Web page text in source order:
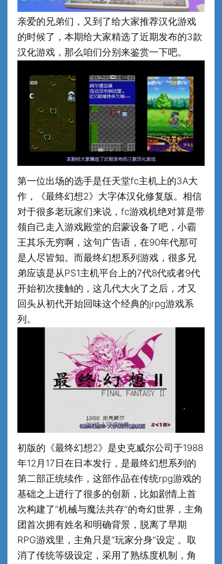
亲爱的兄弟们，又到了给大家推荐汉化游戏
的时候了，本期给大家精选了近期发布的3款
汉化游戏，那么咱们分别来鉴赏一下吧。
第一位出场的选手是任天堂fc主机上的3A大
作，《最终幻想2》大字体汉化修复版。相信
对于很多老玩家们来说，fc游戏机绝对算是带
领自己走入游戏殿堂的启蒙设备了吧，小霸
王其乐无穷啊，这句广告语，在90年代那可
是人尽皆知。而最终幻想系列游戏，很多兄
弟应该是从PS1主机平台上的7代8代或者9代
开始初次接触的，这几代大火了之后，才又
回头从初代开始回味这个经典的jrpg游戏系
列。
初版的《最终幻想2》是史克威尔公司于1988
年12月17日在日本发行，是最终幻想系列的
第二部正统续作，这部作品在传统rpg游戏的
基础之上进行了很多的创新，比如剧情上首
次构建了“机械与魔法共存”的奇幻世界，主角
团首次拥有姓名和明确背景，脱离了早期
RPG游戏里，主角只是“玩家分身”设定 。取
消了传统等级设定，采用了熟练度机制，角